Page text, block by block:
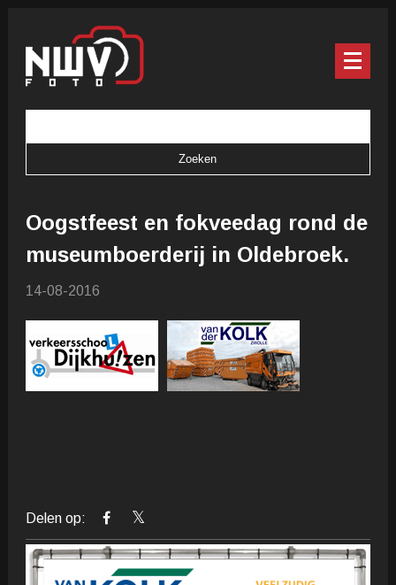
Oogstfeest en fokveedag rond de
museumboerderij in Oldebroek.
14-08-2016
Delen op: